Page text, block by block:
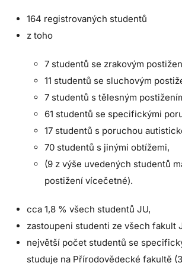
164 registrovaných studentů
z toho
7 studentů se zrakovým
11 studentů se sluchovým
7 studentů s tělesným
61 studentů se specifickými
17 studentů s poruchou
70 studentů s jinými obtížemi,
(9 z výše uvedených studentů
postižení vícečetné).
cca 1,8 % všech studentů JU,
zastoupeni studenti ze všech fakult
největší počet studentů se
studuje na Přírodovědecké fakultě